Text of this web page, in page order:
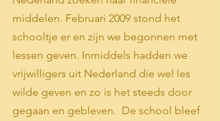
middelen. Februari 2009 stond het
schooltje er en zijn we begonnen met
lessen geven. Inmiddels hadden we
vrijwilligers uit Nederland die wel les
wilde geven en zo is het steeds door
gegaan en gebleven.  De school bleef